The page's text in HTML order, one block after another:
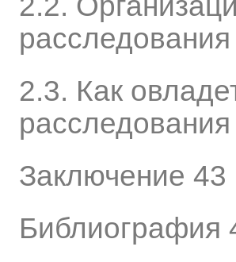
2.3. Как
Заключение 43
Библиография